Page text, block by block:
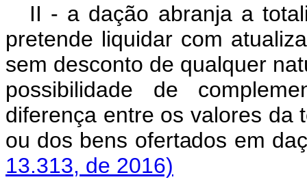
II - a dação abranja a
pretende liquidar com
sem desconto de qualquer
possibilidade de
diferença entre os valores da
ou dos bens ofertados
13.313, de 2016)